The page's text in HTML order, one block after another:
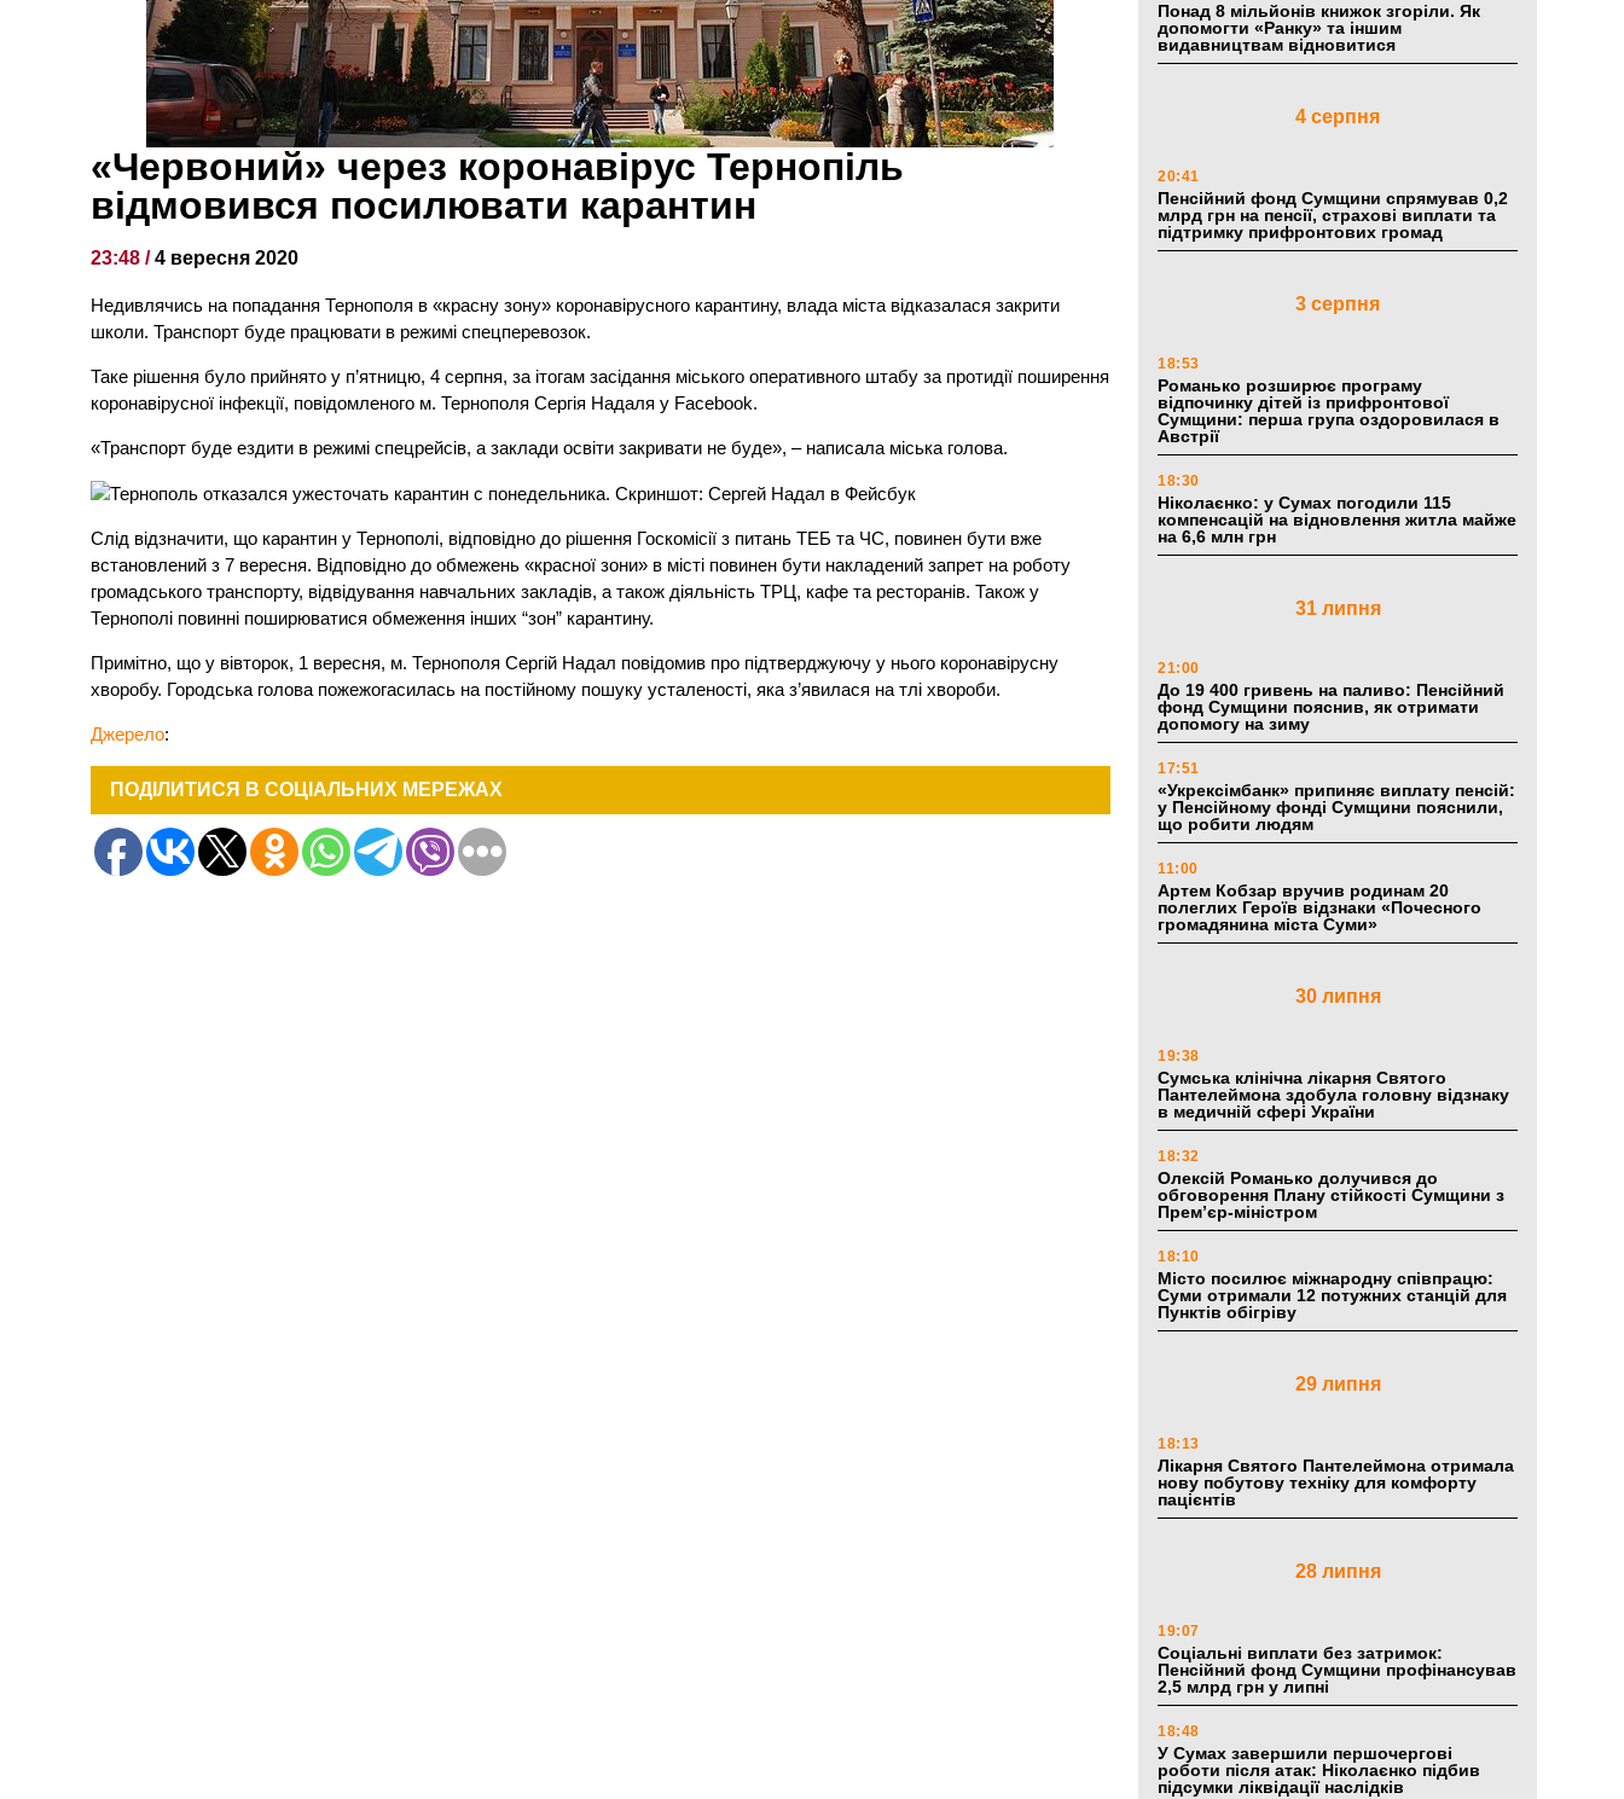
«Червоний» через коронавірус Тернопіль
відмовився посилювати карантин
23:48 /4 вересня 2020
Недивлячись на попадання Тернополя в «красну зону» коронавірусного карантину, влада міста відказалася закрити
школи. Транспорт буде працювати в режимі спецперевозок.
Таке рішення було прийнято у п’ятницю, 4 серпня, за ітогам засідання міського оперативного штабу за протидії поширення
коронавірусної інфекції, повідомленого м. Тернополя Сергія Надаля у Facebook.
«Транспорт буде ездити в режимі спецрейсів, а заклади освіти закривати не буде», – написала міська голова.
Слід відзначити, що карантин у Тернополі, відповідно до рішення Госкомісії з питань ТЕБ ​​та ЧС, повинен бути вже
встановлений з 7 вересня. Відповідно до обмежень «красної зони» в місті повинен бути накладений запрет на роботу
громадського транспорту, відвідування навчальних закладів, а також діяльність ТРЦ, кафе та ресторанів. Також у
Тернополі повинні поширюватися обмеження інших “зон” карантину.
Примітно, що у вівторок, 1 вересня, м. Тернополя Сергій Надал повідомив про підтверджуючу у нього коронавірусну
хворобу. Городська голова пожежогасилась на постійному пошуку усталеності, яка з’явилася на тлі хвороби.
Джерело:
ПОДІЛИТИСЯ В СОЦІАЛЬНИХ МЕРЕЖАХ
Понад 8 мільйонів книжок згоріли. Як
допомогти «Ранку» та іншим
видавництвам відновитися
4 серпня
20:41
Пенсійний фонд Сумщини спрямував 0,2
млрд грн на пенсії, страхові виплати та
підтримку прифронтових громад
3 серпня
18:53
Романько розширює програму
відпочинку дітей із прифронтової
Сумщини: перша група оздоровилася в
Австрії
18:30
Ніколаєнко: у Сумах погодили 115
компенсацій на відновлення житла майже
на 6,6 млн грн
31 липня
21:00
До 19 400 гривень на паливо: Пенсійний
фонд Сумщини пояснив, як отримати
допомогу на зиму
17:51
«Укрексімбанк» припиняє виплату пенсій:
у Пенсійному фонді Сумщини пояснили,
що робити людям
11:00
Артем Кобзар вручив родинам 20
полеглих Героїв відзнаки «Почесного
громадянина міста Суми»
30 липня
19:38
Сумська клінічна лікарня Святого
Пантелеймона здобула головну відзнаку
в медичній сфері України
18:32
Олексій Романько долучився до
обговорення Плану стійкості Сумщини з
Прем’єр-міністром
18:10
Місто посилює міжнародну співпрацю:
Суми отримали 12 потужних станцій для
Пунктів обігріву
29 липня
18:13
Лікарня Святого Пантелеймона отримала
нову побутову техніку для комфорту
пацієнтів
28 липня
19:07
Соціальні виплати без затримок:
Пенсійний фонд Сумщини профінансував
2,5 млрд грн у липні
18:48
У Сумах завершили першочергові
роботи після атак: Ніколаєнко підбив
підсумки ліквідації наслідків